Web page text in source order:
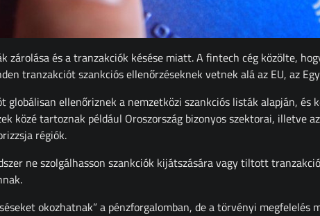
zárolása és a tranzakciók késése miatt. A fintech cég közölte,
tranzakciót szankciós ellenőrzéseknek vetnek alá az EU, az
ellenőriznek a nemzetközi szankciós listák alapján,
tartoznak például Oroszország bizonyos szektorai, illetve
régiók.
ne szolgálhasson szankciók kijátszására vagy tiltott
okozhatnak” a pénzforgalomban, de a törvényi megfelelés